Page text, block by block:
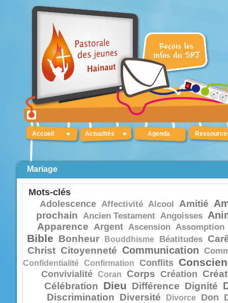
Accueil Actualités Agenda
Mariage
Mots-clés
Adolescence Affectivité Alcool Amitié
prochain Ancien Testament Angoisses
Apparence Argent Ascension Assomption
Bible Bonheur Bouddhisme Béatitudes
Christ Citoyenneté Communication
Confidentialité Confirmation Conflits
Convivialité Coran Corps Création
Célébration Dieu Différence Dignité
Discrimination Diversité Divorce Don